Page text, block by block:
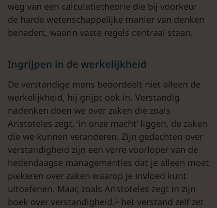
weg van een calculatietheorie die bij voorkeur
de harde wetenschappelijke manier van denken
benadert, waarin vaste regels centraal staan.
Ingrijpen in de werkelijkheid
De verstandige mens beoordeelt niet alleen de
werkelijkheid, hij grijpt ook in. Verstandig
nadenken doen we over zaken die zoals
Aristoteles zegt, ‘in onze macht’ liggen, de zaken
die we kunnen veranderen. Zijn gedachten over
verstandigheid zijn een verre voorloper van de
hedendaagse managementles dat je alleen moet
piekeren over zaken waarop je invloed kunt
uitoefenen. Maar, zoals Aristoteles zegt in zijn
boek over verstandigheid, 1 het verstand zelf zet